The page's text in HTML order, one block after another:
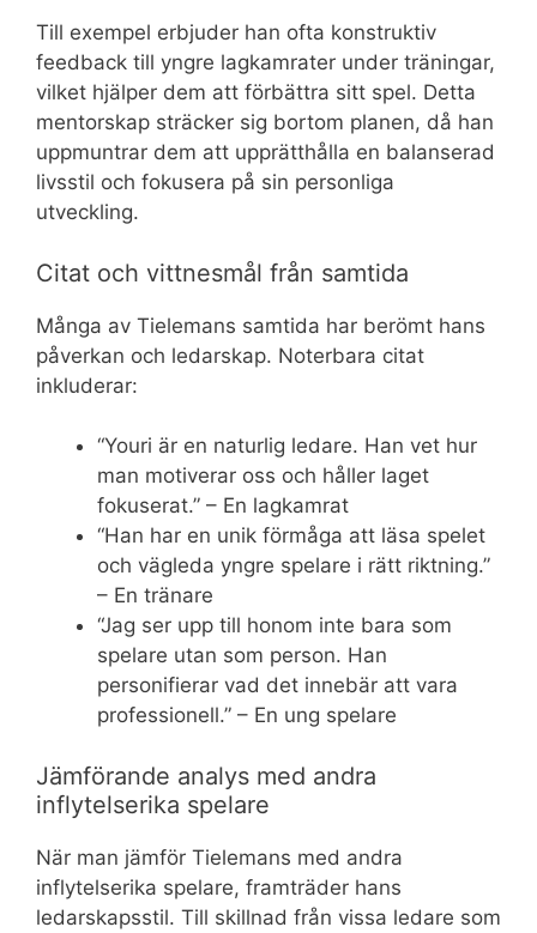
Till exempel erbjuder han ofta konstruktiv
feedback till yngre lagkamrater under träningar,
vilket hjälper dem att förbättra sitt spel. Detta
mentorskap sträcker sig bortom planen, då han
uppmuntrar dem att upprätthålla en balanserad
livsstil och fokusera på sin personliga
utveckling.
Citat och vittnesmål från samtida
Många av Tielemans samtida har berömt hans
påverkan och ledarskap. Noterbara citat
inkluderar:
“Youri är en naturlig ledare. Han vet hur
man motiverar oss och håller laget
fokuserat.” – En lagkamrat
“Han har en unik förmåga att läsa spelet
och vägleda yngre spelare i rätt riktning.”
– En tränare
“Jag ser upp till honom inte bara som
spelare utan som person. Han
personifierar vad det innebär att vara
professionell.” – En ung spelare
Jämförande analys med andra
inflytelserika spelare
När man jämför Tielemans med andra
inflytelserika spelare, framträder hans
ledarskapsstil. Till skillnad från vissa ledare som